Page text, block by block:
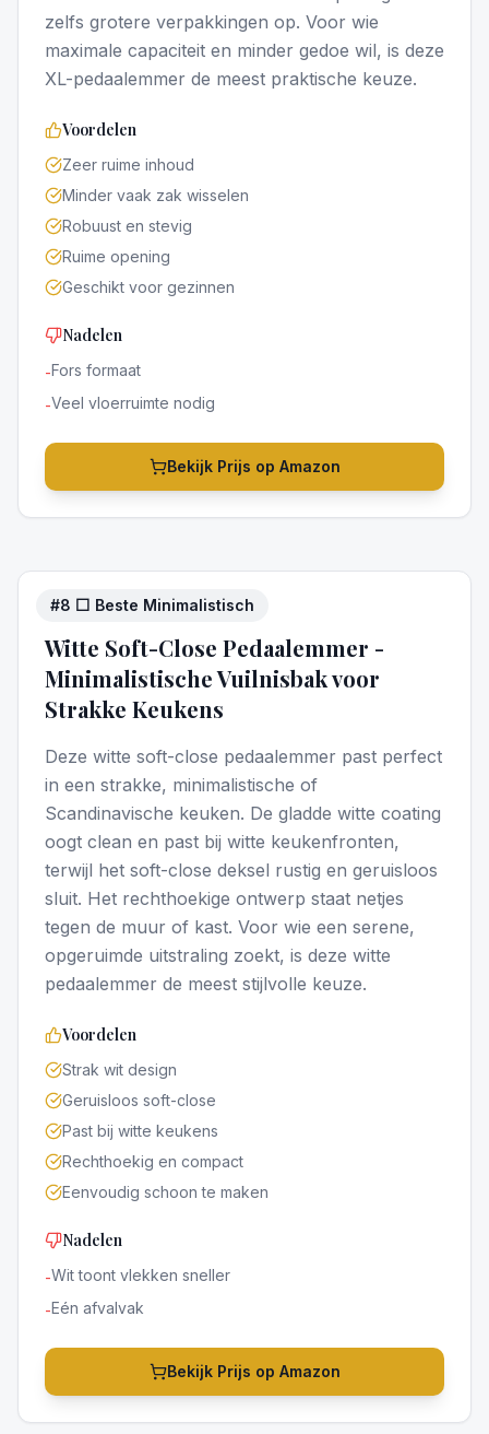
zelfs grotere verpakkingen op. Voor wie
maximale capaciteit en minder gedoe wil, is deze
XL-pedaalemmer de meest praktische keuze.
Voordelen
Zeer ruime inhoud
Minder vaak zak wisselen
Robuust en stevig
Ruime opening
Geschikt voor gezinnen
Nadelen
-Fors formaat
-Veel vloerruimte nodig
Bekijk Prijs op Amazon
#8 ⬜ Beste Minimalistisch
4/5
Witte Soft-Close Pedaalemmer -
Minimalistische Vuilnisbak voor
Strakke Keukens
Deze witte soft-close pedaalemmer past perfect
in een strakke, minimalistische of
Scandinavische keuken. De gladde witte coating
oogt clean en past bij witte keukenfronten,
terwijl het soft-close deksel rustig en geruisloos
sluit. Het rechthoekige ontwerp staat netjes
tegen de muur of kast. Voor wie een serene,
opgeruimde uitstraling zoekt, is deze witte
pedaalemmer de meest stijlvolle keuze.
Voordelen
Strak wit design
Geruisloos soft-close
Past bij witte keukens
Rechthoekig en compact
Eenvoudig schoon te maken
Nadelen
-Wit toont vlekken sneller
-Eén afvalvak
Bekijk Prijs op Amazon